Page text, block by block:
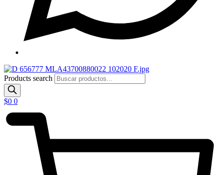
Products search
$0 0